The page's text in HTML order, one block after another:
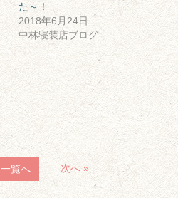
た～！
2018年6月24日
中林寝装店ブログ
一覧へ 次へ »